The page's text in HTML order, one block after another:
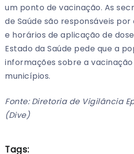
um ponto de vacinação. As
de Saúde são responsáveis
e horários de aplicação de
Estado da Saúde pede que a
informações sobre a
municípios.
Fonte: Diretoria de Vigilância
(Dive)
Tags: